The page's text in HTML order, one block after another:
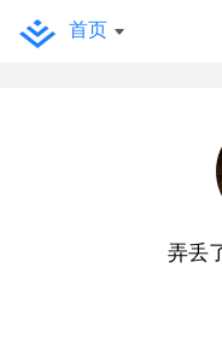
首页
弄丢